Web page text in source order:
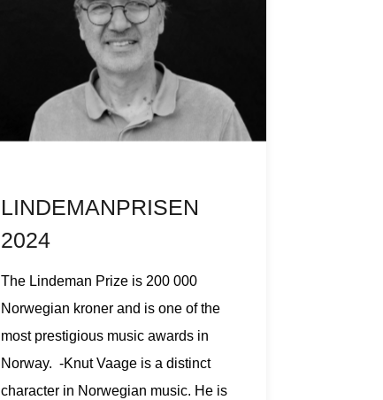
LINDEMANPRISEN
2024
The Lindeman Prize is 200 000
Norwegian kroner and is one of the
most prestigious music awards in
Norway. -Knut Vaage is a distinct
character in Norwegian music. He is